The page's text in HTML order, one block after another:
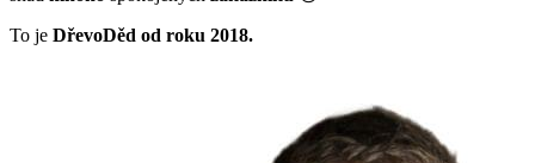
To je DřevoDěd od roku 2018.